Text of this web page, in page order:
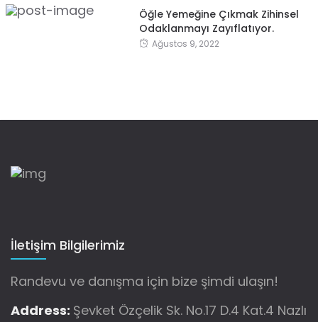
Öğle Yemeğine Çıkmak Zihinsel
Odaklanmayı Zayıflatıyor.
Ağustos 9, 2022
İletişim Bilgilerimiz
Randevu ve danışma için bize şimdi ulaşın!
Address: Şevket Özçelik Sk. No.17 D.4 Kat.4 Nazlı